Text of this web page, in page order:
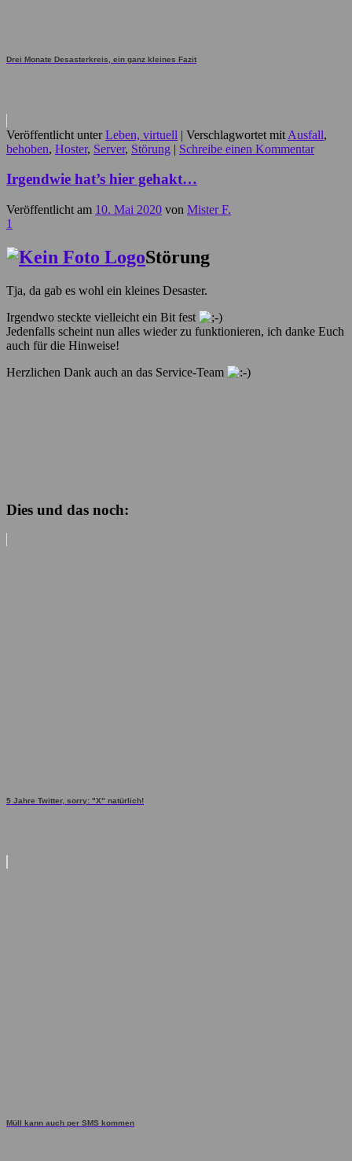
Drei Monate Desasterkreis, ein ganz kleines Fazit
Veröffentlicht unter Leben, virtuell | Verschlagwortet mit Ausfall,
behoben, Hoster, Server, Störung | Schreibe einen Kommentar
Irgendwie hat’s hier gehakt…
Veröffentlicht am 10. Mai 2020 von Mister F.
1
Störung
Tja, da gab es wohl ein kleines Desaster.
Irgendwo steckte vielleicht ein Bit fest
Jedenfalls scheint nun alles wieder zu funktionieren, ich danke Euch
auch für die Hinweise!
Herzlichen Dank auch an das Service-Team
Dies und das noch:
5 Jahre Twitter, sorry: "X" natürlich!
Müll kann auch per SMS kommen